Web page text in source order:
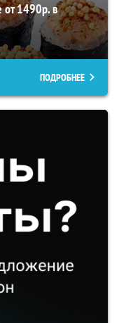
от 1490р. в
ПОДРОБНЕЕ